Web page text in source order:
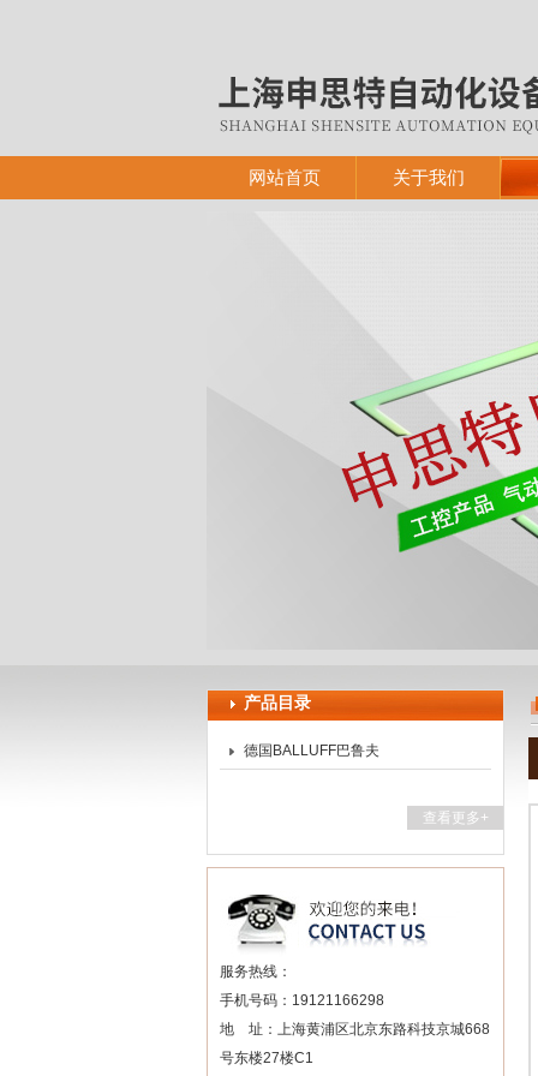
网站首页 关于我们
产品目录
德国BALLUFF巴鲁夫
查看更多+
服务热线：
手机号码：19121166298
地 址：上海黄浦区北京东路科技京城668
号东楼27楼C1